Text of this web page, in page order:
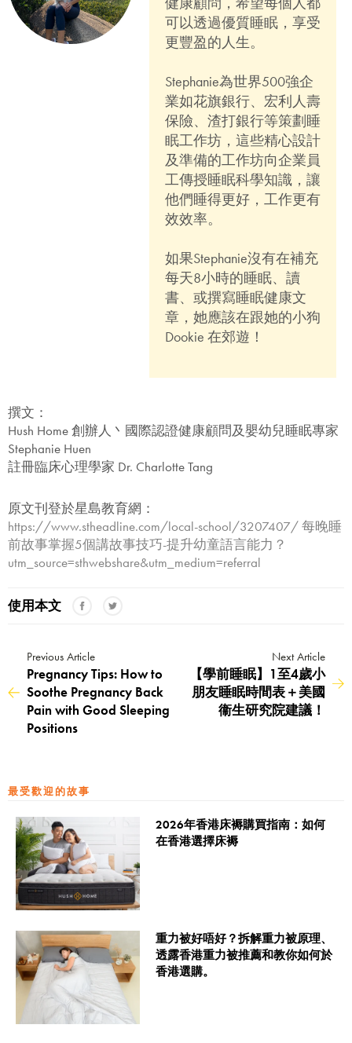
可以透過優質睡眠，享受
更豐盈的人生。
Stephanie為世界500強企
業如花旗銀行、宏利人壽
保險、渣打銀行等策劃睡
眠工作坊，這些精心設計
及準備的工作坊向企業員
工傳授睡眠科學知識，讓
他們睡得更好，工作更有
效效率。
如果Stephanie沒有在補充
每天8小時的睡眠、讀
書、或撰寫睡眠健康文
章，她應該在跟她的小狗
Dookie 在郊遊！
撰文：
Hush Home 創辦人丶國際認證健康顧問及嬰幼兒睡眠專家
Stephanie Huen
註冊臨床心理學家 Dr. Charlotte Tang
原文刊登於星島教育網：
https://www.stheadline.com/local-school/3207407/ 每晚睡
前故事掌握5個講故事技巧-提升幼童語言能力？
utm_source=sthwebshare&utm_medium=referral
使用本文
Previous Article
Pregnancy Tips: How to
Soothe Pregnancy Back
Pain with Good Sleeping
Positions
Next Article
【學前睡眠】1至4歲小
朋友睡眠時間表＋美國
衞生研究院建議！
最受歡迎的故事
2026年香港床褥購買指南：如何
在香港選擇床褥
重力被好唔好？拆解重力被原理、
透露香港重力被推薦和教你如何於
香港選購。
賞你床褥&床架$1000優
千萬不要錯過! 輸入電子郵箱即享獨
家迎新優惠.